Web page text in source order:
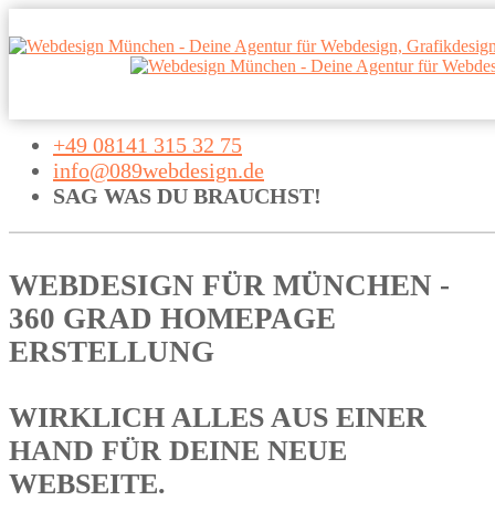
+49 08141 315 32 75
info@089webdesign.de
SAG WAS DU BRAUCHST!
WEBDESIGN FÜR MÜNCHEN -
360 GRAD HOMEPAGE
ERSTELLUNG
WIRKLICH ALLES AUS EINER
HAND FÜR DEINE NEUE
WEBSEITE.